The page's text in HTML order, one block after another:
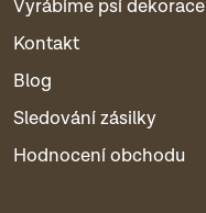
Vyrábíme psí dekorace
Kontakt
Blog
Sledování zásilky
Hodnocení obchodu